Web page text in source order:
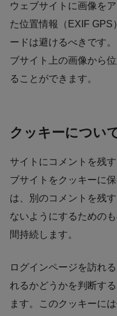
ウェブサイトに画像を
た位置情報（EXIF GPS
ードは避けるべきです
ブサイト上の画像から
ることができます。
クッキーについ
サイトにコメントを残
ブサイトをクッキーに
は、別のコメントを残
ないようにするための
間持続します。
ログインページを訪れ
れるかどうかを判断す
ます。このクッキーに